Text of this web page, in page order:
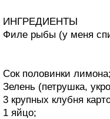
ИНГРЕДИЕНТЫ
Филе рыбы (у меня
Сок половинки лимона;
Зелень (петрушка,
3 крупных клубня
1 яйцо;